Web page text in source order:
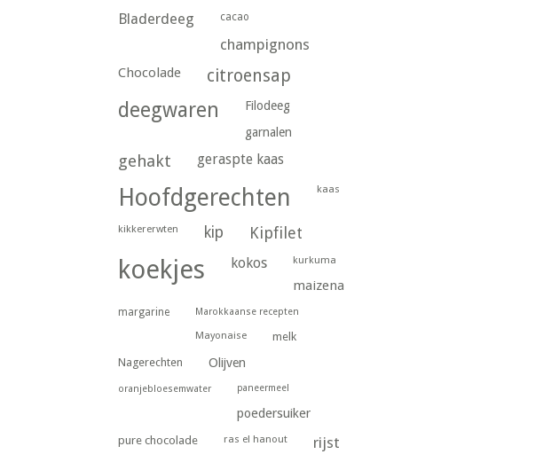
Bladerdeeg cacao
champignons
Chocolade citroensap
deegwaren
Filodeeg
garnalen
gehakt geraspte kaas
Hoofdgerechten kaas
kikkererwten kip Kipfilet
koekjes kokos kurkuma
maizena
margarine Marokkaanse recepten
Mayonaise
melk
Nagerechten
Olijven
oranjebloesemwater paneermeel
poedersuiker
pure chocolade ras el hanout rijst